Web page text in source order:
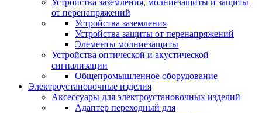
Устройства заземления, молниезащиты и защиты
от перенапряжений
Устройства заземления
Устройства защиты от перенапряжений
Элементы молниезащиты
Устройства оптической и акустической
сигнализации
Общепромышленное оборудование
Электроустановочные изделия
Аксессуары для электроустановочных изделий
Адаптер переходный для